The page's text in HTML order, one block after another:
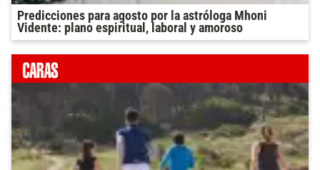
Predicciones para agosto por la astróloga Mhoni
Vidente: plano espiritual, laboral y amoroso